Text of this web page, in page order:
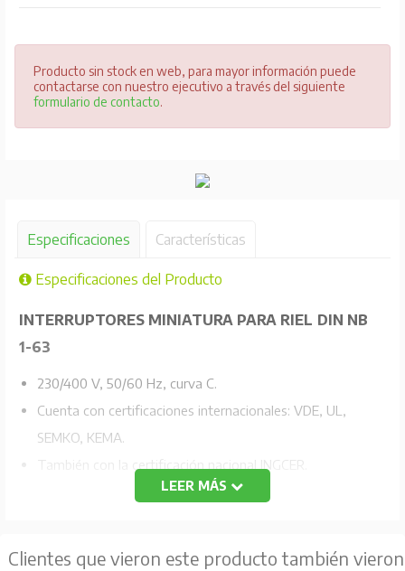
Producto sin stock en web, para mayor información puede
contactarse con nuestro ejecutivo a través del siguiente
formulario de contacto.
Especificaciones Características
Especificaciones del Producto
INTERRUPTORES MINIATURA PARA RIEL DIN NB
1-63
230/400 V, 50/60 Hz, curva C.
Cuenta con certificaciones internacionales: VDE, UL,
SEMKO, KEMA.
También con la certificación nacional INGCER.
Capacidad de ruptura 6 KA IEC 898.
LEER MÁS
Clientes que vieron este producto también vieron